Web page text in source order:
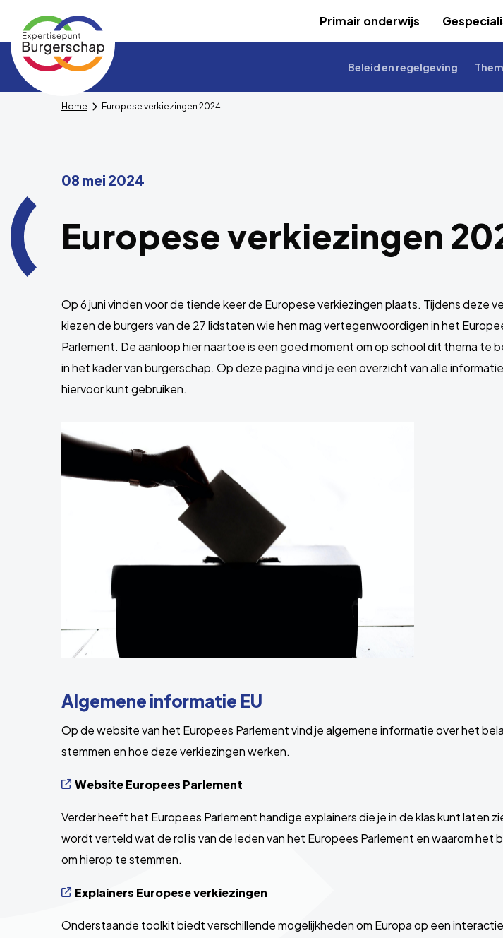
Expertisepunt
Burgerschap
Primair onderwijs
Beleid en regelgeving
Home Europese verkiezingen 2024
Europese verkiezingen
08 mei 2024
Op 6 juni vinden voor de tiende keer de Europese verkiezingen plaats. Tijdens deze
kiezen de burgers van de 27 lidstaten wie hen mag vertegenwoordigen in het
Parlement. De aanloop hier naartoe is een goed moment om op school dit thema te
in het kader van burgerschap. Op deze pagina vind je een overzicht van alle
hiervoor kunt gebruiken.
Algemene informatie EU
Op de website van het Europees Parlement vind je algemene informatie over het
stemmen en hoe deze verkiezingen werken.
Website Europees Parlement
Verder heeft het Europees Parlement handige explainers die je in de klas kunt laten
wordt verteld wat de rol is van de leden van het Europees Parlement en waarom het
om hierop te stemmen.
Explainers Europese verkiezingen
Onderstaande toolkit biedt verschillende mogelijkheden om Europa op een